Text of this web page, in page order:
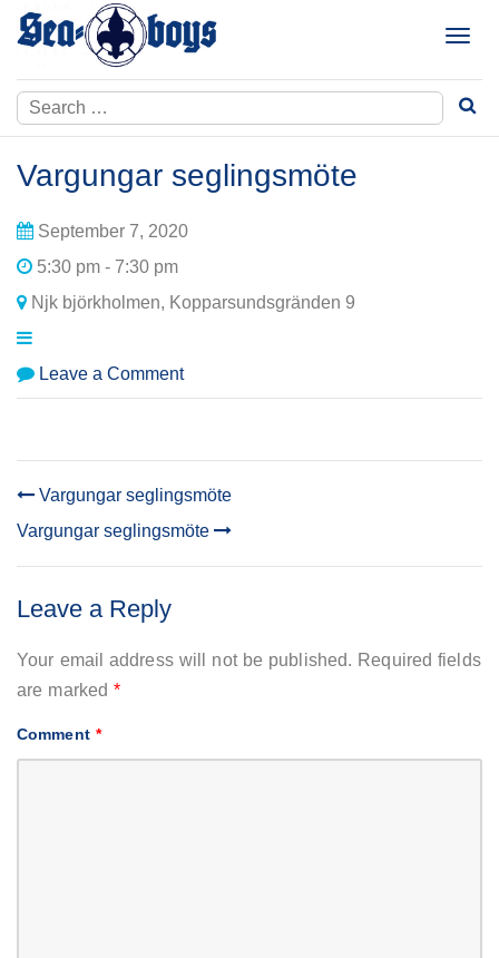
Skip
T
g
l
Search
for:
Vargungar seglingsmöte
September 7, 2020
5:30 pm - 7:30 pm
Njk björkholmen, Kopparsundsgränden 9
Leave a Commenton
Vargungar
POST
NAVIGATION
Vargungar seglingsmöte
Vargungar seglingsmöte
Leave a Reply
Your email address will not be published. Required fields
are marked*
Comment *